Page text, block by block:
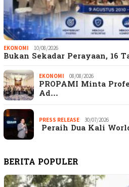
EKONOMI 10/08/2026
Bukan Sekadar Perayaan, 16
EKONOMI 08/08/2026
PROPAMI Minta
Ad…
PRESS RELEASE 30/07/2026
Peraih Dua Kali
BERITA POPULER